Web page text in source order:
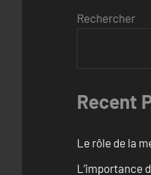
Rechercher
Recent
Le rôle de la
L’importance